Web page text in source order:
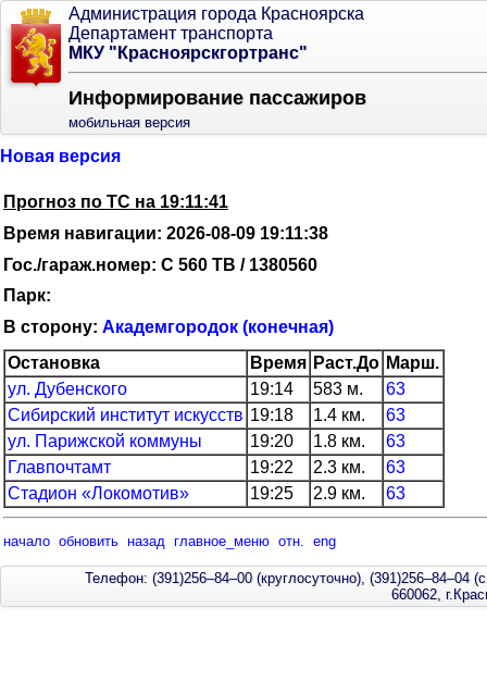
Администрация города Красноярска
Департамент транспорта
МКУ "Красноярскгортранс"
Информирование пассажиров
мобильная версия
Новая версия
Прогноз по ТС на 19:11:41
Время навигации: 2026-08-09 19:11:38
Гос./гараж.номер: С 560 ТВ / 1380560
Парк:
В сторону: Академгородок (конечная)
Остановка
Время Раст.До Марш.
ул. Дубенского
19:14 583 м.
63
Сибирский институт искусств 19:18 1.4 км.
63
ул. Парижской коммуны
19:20 1.8 км.
63
Главпочтамт
19:22 2.3 км.
63
Стадион «Локомотив»
19:25 2.9 км. 63
начало обновить назад главное_меню отн. eng
Телефон: (391)256–84–00 (круглосуточно), (391)256–84–04
660062,